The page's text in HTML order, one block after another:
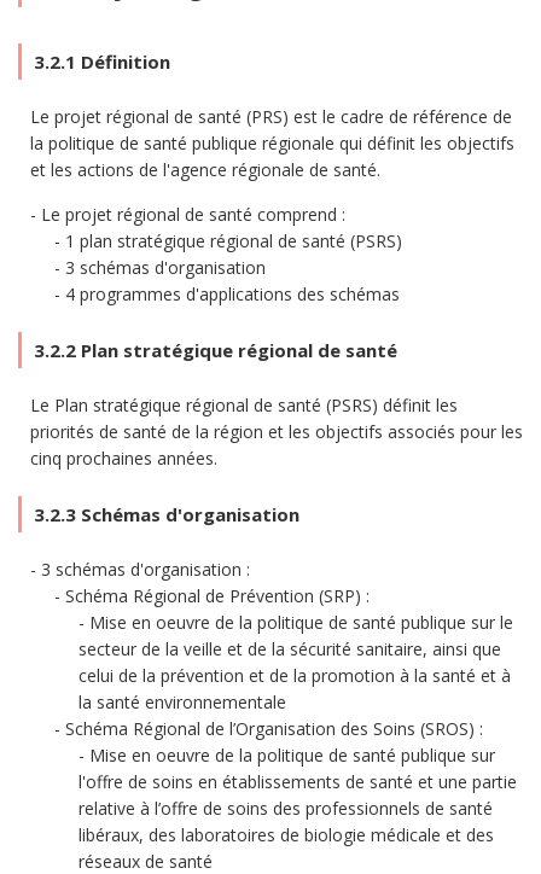
3.2.1 Définition
Le projet régional de santé (PRS) est le cadre de référence de
la politique de santé publique régionale qui définit les objectifs
et les actions de l'agence régionale de santé.
Le projet régional de santé comprend :
1 plan stratégique régional de santé (PSRS)
3 schémas d'organisation
4 programmes d'applications des schémas
3.2.2 Plan stratégique régional de santé
Le Plan stratégique régional de santé (PSRS) définit les
priorités de santé de la région et les objectifs associés pour les
cinq prochaines années.
3.2.3 Schémas d'organisation
3 schémas d'organisation :
Schéma Régional de Prévention (SRP) :
Mise en oeuvre de la politique de santé publique sur le
secteur de la veille et de la sécurité sanitaire, ainsi que
celui de la prévention et de la promotion à la santé et à
la santé environnementale
Schéma Régional de l’Organisation des Soins (SROS) :
Mise en oeuvre de la politique de santé publique sur
l'offre de soins en établissements de santé et une partie
relative à l’offre de soins des professionnels de santé
libéraux, des laboratoires de biologie médicale et des
réseaux de santé